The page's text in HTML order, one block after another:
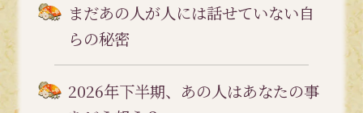
まだあの人が人には話せていない自
らの秘密
2026年下半期、あの人はあなたの事